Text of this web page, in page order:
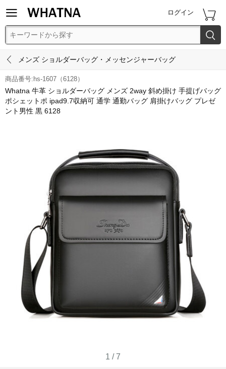
 ログイン 

 メンズ ショルダーバッグ・メッセンジャーバッグ
商品番号:hs-1607（6128）
Whatna 牛革 ショルダーバッグ メンズ 2way 斜め掛け 手提げバッグ
ポシェットポ ipad9.7収納可 通学 通勤バッグ 肩掛けバッグ プレゼ
ント男性 黒 6128
1 /7